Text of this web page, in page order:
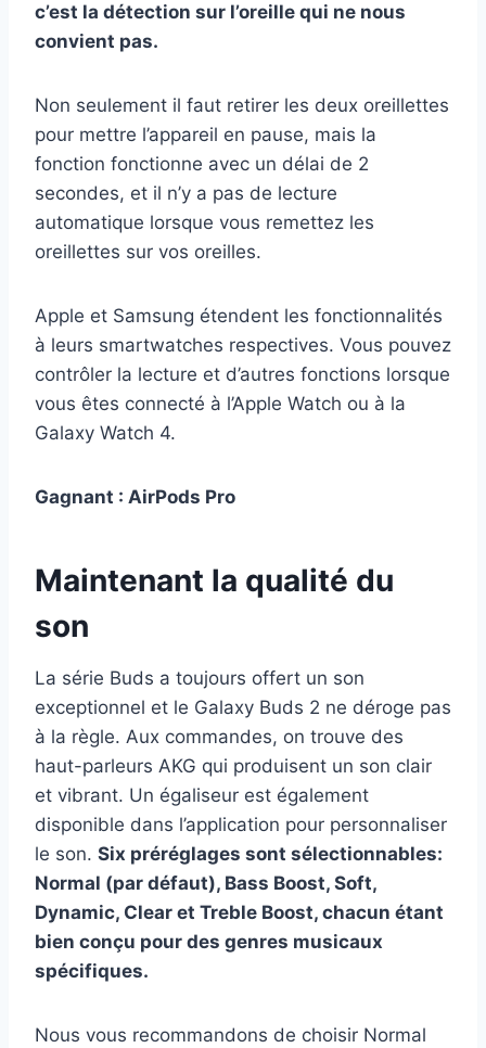
c’est la détection sur l’oreille qui ne nous
convient pas.
Non seulement il faut retirer les deux oreillettes
pour mettre l’appareil en pause, mais la
fonction fonctionne avec un délai de 2
secondes, et il n’y a pas de lecture
automatique lorsque vous remettez les
oreillettes sur vos oreilles.
Apple et Samsung étendent les fonctionnalités
à leurs smartwatches respectives. Vous pouvez
contrôler la lecture et d’autres fonctions lorsque
vous êtes connecté à l’Apple Watch ou à la
Galaxy Watch 4.
Gagnant : AirPods Pro
Maintenant la qualité du
son
La série Buds a toujours offert un son
exceptionnel et le Galaxy Buds 2 ne déroge pas
à la règle. Aux commandes, on trouve des
haut-parleurs AKG qui produisent un son clair
et vibrant. Un égaliseur est également
disponible dans l’application pour personnaliser
le son. Six préréglages sont sélectionnables:
Normal (par défaut), Bass Boost, Soft,
Dynamic, Clear et Treble Boost, chacun étant
bien conçu pour des genres musicaux
spécifiques.
Nous vous recommandons de choisir Normal